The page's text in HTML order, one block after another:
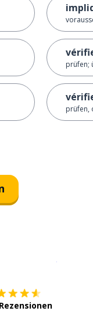
prüfen;
prüfen,